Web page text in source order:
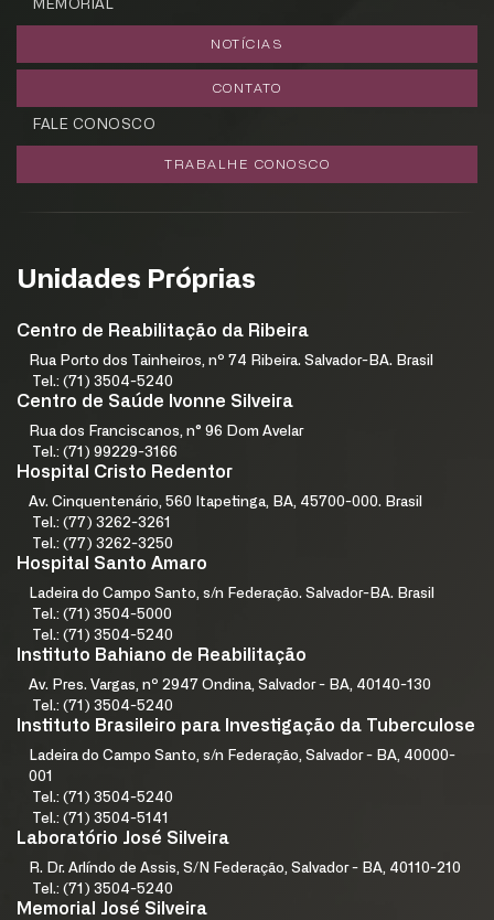
MEMORIAL
NOTÍCIAS
CONTATO
FALE CONOSCO
TRABALHE CONOSCO
Unidades Próprias
Centro de Reabilitação da Ribeira
Rua Porto dos Tainheiros, nº 74 Ribeira. Salvador-BA. Brasil
Tel.: (71) 3504-5240
Centro de Saúde Ivonne Silveira
Rua dos Franciscanos, n° 96 Dom Avelar
Tel.: (71) 99229-3166
Hospital Cristo Redentor
Av. Cinquentenário, 560 Itapetinga, BA, 45700-000. Brasil
Tel.: (77) 3262-3261
Tel.: (77) 3262-3250
Hospital Santo Amaro
Ladeira do Campo Santo, s/n Federação. Salvador-BA. Brasil
Tel.: (71) 3504-5000
Tel.: (71) 3504-5240
Instituto Bahiano de Reabilitação
Av. Pres. Vargas, nº 2947 Ondina, Salvador - BA, 40140-130
Tel.: (71) 3504-5240
Instituto Brasileiro para Investigação da Tuberculose
Ladeira do Campo Santo, s/n Federação, Salvador - BA, 40000-
001
Tel.: (71) 3504-5240
Tel.: (71) 3504-5141
Laboratório José Silveira
R. Dr. Arlíndo de Assis, S/N Federação, Salvador - BA, 40110-210
Tel.: (71) 3504-5240
Memorial José Silveira